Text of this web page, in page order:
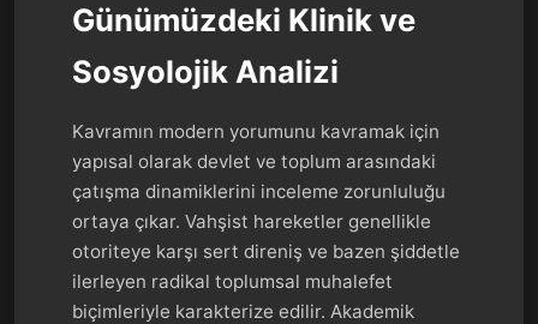
Günümüzdeki Klinik ve
Sosyolojik Analizi
Kavramın modern yorumunu kavramak için
yapısal olarak devlet ve toplum arasındaki
çatışma dinamiklerini inceleme zorunluluğu
ortaya çıkar. Vahşist hareketler genellikle
otoriteye karşı sert direniş ve bazen şiddetle
ilerleyen radikal toplumsal muhalefet
biçimleriyle karakterize edilir. Akademik